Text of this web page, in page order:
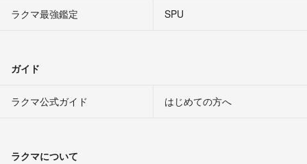
ラクマ最強鑑定
SPU
ガイド
ラクマ公式ガイド はじめての方へ
ラクマについて